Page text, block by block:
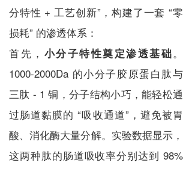
分特性 + 工艺创新”，构建了一套 “零
损耗” 的渗透体系：
首先， 小分子特性奠定渗透基础。
1000-2000Da 的小分子胶原蛋白肽与
三肽 - 1 铜，分子结构小巧，能轻松通
过肠道黏膜的 “吸收通道”，避免被胃
酸、消化酶大量分解。实验数据显示，
这两种肽的肠道吸收率分别达到 98%